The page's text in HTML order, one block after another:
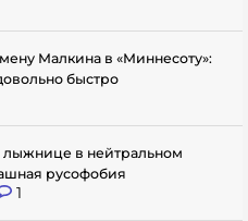
Малкина в «Миннесоту»:
быстро
лыжнице в нейтральном
русофобия
1